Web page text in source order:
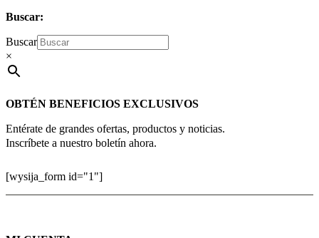
Buscar:
Buscar
×
OBTÉN BENEFICIOS EXCLUSIVOS
Entérate de grandes ofertas, productos y noticias.
Inscríbete a nuestro boletín ahora.
[wysija_form id="1"]